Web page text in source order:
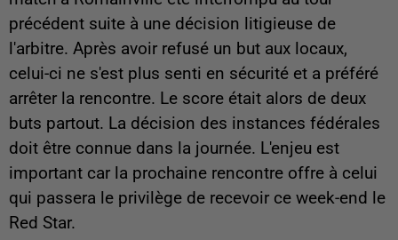
précédent suite à une décision litigieuse de
l'arbitre. Après avoir refusé un but aux locaux,
celui-ci ne s'est plus senti en sécurité et a préféré
arrêter la rencontre. Le score était alors de deux
buts partout. La décision des instances fédérales
doit être connue dans la journée. L'enjeu est
important car la prochaine rencontre offre à celui
qui passera le privilège de recevoir ce week-end le
Red Star.